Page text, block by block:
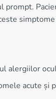
alergiilor
acute și